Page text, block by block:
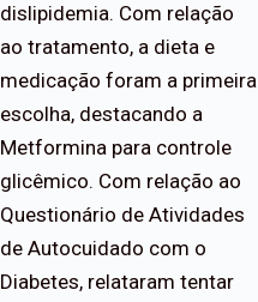
dislipidemia. Com relação
ao tratamento, a dieta e
medicação foram a primeira
escolha, destacando a
Metformina para controle
glicêmico. Com relação ao
Questionário de Atividades
de Autocuidado com o
Diabetes, relataram tentar